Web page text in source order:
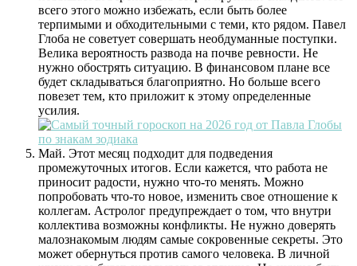
всего этого можно избежать, если быть более
терпимыми и обходительными с теми, кто рядом. Павел
Глоба не советует совершать необдуманные поступки.
Велика вероятность развода на почве ревности. Не
нужно обострять ситуацию. В финансовом плане все
будет складываться благоприятно. Но больше всего
повезет тем, кто приложит к этому определенные
усилия.
Май. Этот месяц подходит для подведения
промежуточных итогов. Если кажется, что работа не
приносит радости, нужно что-то менять. Можно
попробовать что-то новое, изменить свое отношение к
коллегам. Астролог предупреждает о том, что внутри
коллектива возможны конфликты. Не нужно доверять
малознакомым людям самые сокровенные секреты. Это
может обернуться против самого человека. В личной